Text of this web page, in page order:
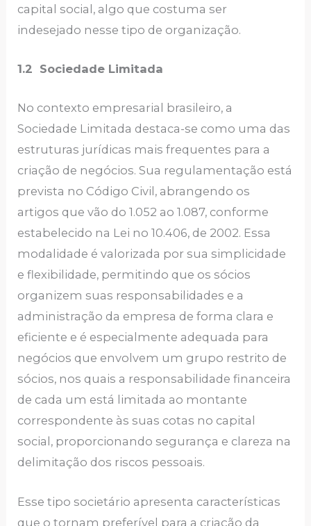
capital social, algo que costuma ser
indesejado nesse tipo de organização.
1.2 Sociedade Limitada
No contexto empresarial brasileiro, a
Sociedade Limitada destaca-se como uma das
estruturas jurídicas mais frequentes para a
criação de negócios. Sua regulamentação está
prevista no Código Civil, abrangendo os
artigos que vão do 1.052 ao 1.087, conforme
estabelecido na Lei no 10.406, de 2002. Essa
modalidade é valorizada por sua simplicidade
e flexibilidade, permitindo que os sócios
organizem suas responsabilidades e a
administração da empresa de forma clara e
eficiente e é especialmente adequada para
negócios que envolvem um grupo restrito de
sócios, nos quais a responsabilidade financeira
de cada um está limitada ao montante
correspondente às suas cotas no capital
social, proporcionando segurança e clareza na
delimitação dos riscos pessoais.
Esse tipo societário apresenta características
que o tornam preferível para a criação da